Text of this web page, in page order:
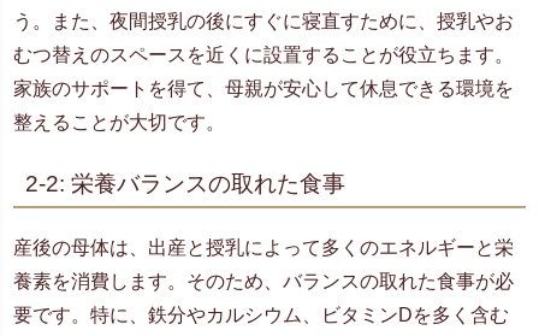
う。また、夜間授乳の後にすぐに寝直すために、授乳やお
むつ替えのスペースを近くに設置することが役立ちます。
家族のサポートを得て、母親が安心して休息できる環境を
整えることが大切です。
2-2: 栄養バランスの取れた食事
産後の母体は、出産と授乳によって多くのエネルギーと栄
養素を消費します。そのため、バランスの取れた食事が必
要です。特に、鉄分やカルシウム、ビタミンDを多く含む